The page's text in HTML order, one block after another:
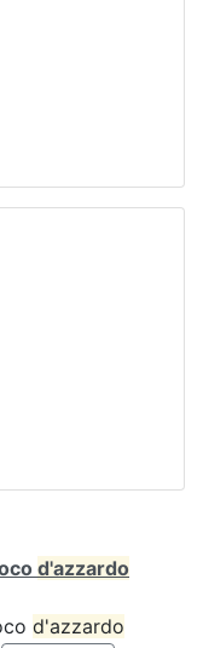
d'azzardo
d'azzardo